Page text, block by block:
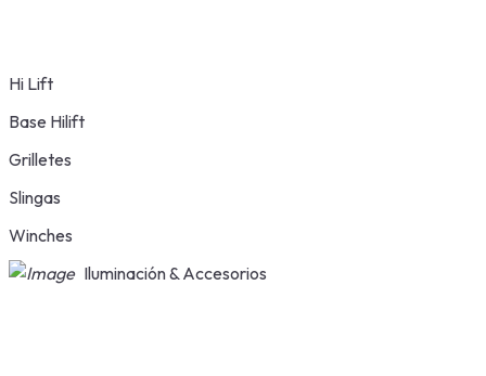
Hi Lift
Base Hilift
Grilletes
Slingas
Winches
Iluminación & Accesorios